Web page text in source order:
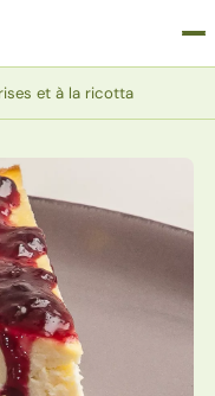
et à la ricotta